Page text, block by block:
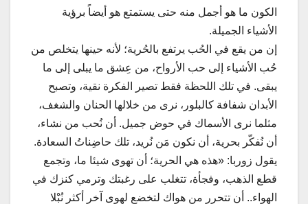
الكون ما هو أجمل منه حتى يستمتع هو أيضاً برؤية
الأشياء الجميلة.
إن من يقع في الحُب يرتفع بالحُرية؛ لأنه حينها يتخلص من
حُب الأشياء إلى حب الأرواح، من عِشق ما يبلى إلى ما
يبقى. في تلك اللحظة فقط تصير الفكرة نقية، وتصبح
الأبدان شفافة كالبلور، نرى من خلالها الحنان والشغف،
مثلما نرى الأسماك في حوض جميل. أن نُحب من نشاء،
أن نُفكّر بحرية، أن نكون مَن نُريد، تلك حاضِناتُ السعادة.
يقول زوربا: «هذه هي الحرية؛ أن تهوى شيئا ما، وتجمع
قطع الذهب، وفجأة، تتغلب على رغبتك وترمي كنزك في
الهواء.. أن تتحرر من هواك لتخضع لهوى آخر أكثر نُبْلا